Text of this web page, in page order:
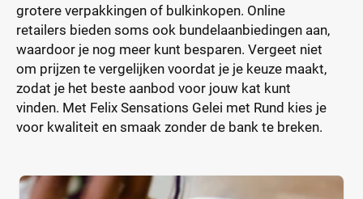
grotere verpakkingen of bulkinkopen. Online
retailers bieden soms ook bundelaanbiedingen aan,
waardoor je nog meer kunt besparen. Vergeet niet
om prijzen te vergelijken voordat je je keuze maakt,
zodat je het beste aanbod voor jouw kat kunt
vinden. Met Felix Sensations Gelei met Rund kies je
voor kwaliteit en smaak zonder de bank te breken.